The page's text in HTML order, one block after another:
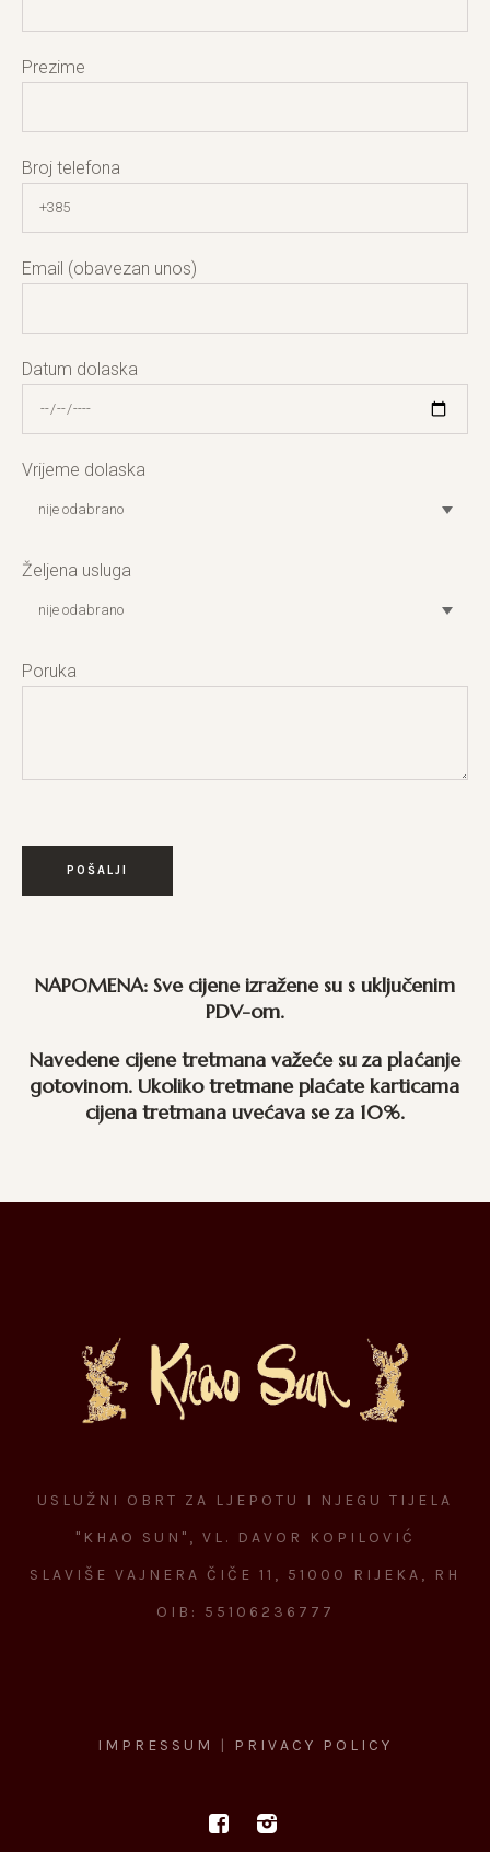
Prezime
Broj telefona
Email (obavezan unos)
Datum dolaska
Vrijeme dolaska
Željena usluga
Poruka
NAPOMENA: Sve cijene izražene su s uključenim
PDV-om.
Navedene cijene tretmana važeće su za plaćanje
gotovinom. Ukoliko tretmane plaćate karticama
cijena tretmana uvećava se za 10%.
USLUŽNI OBRT ZA LJEPOTU I NJEGU TIJELA
"KHAO SUN", VL. DAVOR KOPILOVIĆ
SLAVIŠE VAJNERA ČIČE 11, 51000 RIJEKA, RH
OIB: 55106236777
IMPRESSUM | PRIVACY POLICY